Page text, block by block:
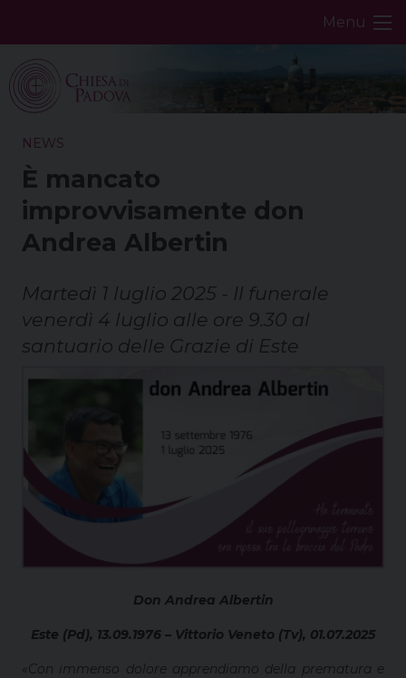
Menu
NEWS
È mancato
improvvisamente don
Andrea Albertin
Martedì 1 luglio 2025 - Il funerale
venerdì 4 luglio alle ore 9.30 al
santuario delle Grazie di Este
Don Andrea Albertin
Este (Pd), 13.09.1976 – Vittorio Veneto (Tv), 01.07.2025
«Con immenso dolore apprendiamo della prematura e